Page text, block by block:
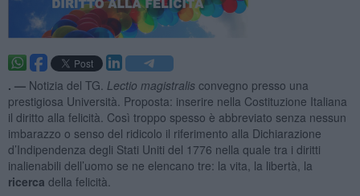
. — Notizia del TG. Lectio magistralis convegno presso una
prestigiosa Università. Proposta: inserire nella Costituzione Italiana
il diritto alla felicità. Così troppo spesso è abbreviato senza nessun
imbarazzo o senso del ridicolo il riferimento alla Dichiarazione
d’Indipendenza degli Stati Uniti del 1776 nella quale tra i diritti
inalienabili dell’uomo se ne elencano tre: la vita, la libertà, la
ricerca della felicità.